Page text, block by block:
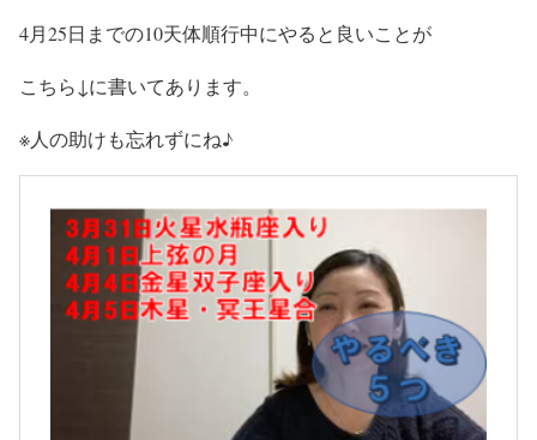
4月25日までの10天体順行中にやると良いことが
こちら↓に書いてあります。
※人の助けも忘れずにね♪